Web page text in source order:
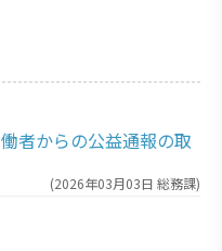
者からの公益通報の取
(2026年03月03日 総務課)